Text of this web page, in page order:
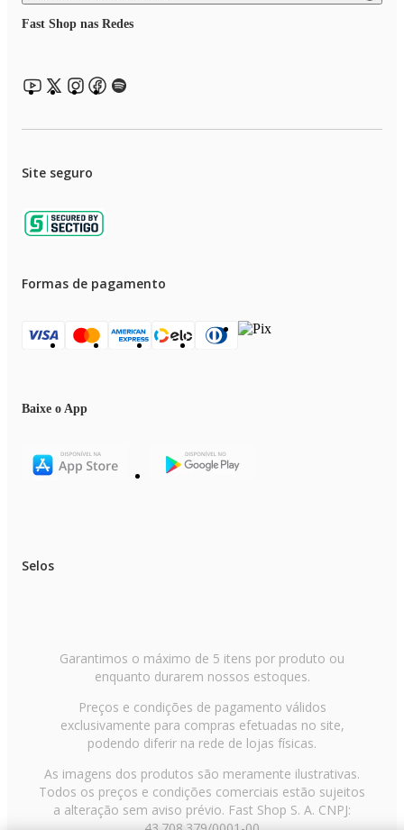
Fast Shop nas Redes
Site seguro
Formas de pagamento
Baixe o App
Selos
Garantimos o máximo de 5 itens por produto ou
enquanto durarem nossos estoques.
Preços e condições de pagamento válidos
exclusivamente para compras efetuadas no site,
podendo diferir na rede de lojas físicas.
As imagens dos produtos são meramente ilustrativas.
Todos os preços e condições comerciais estão sujeitos
a alteração sem aviso prévio. Fast Shop S. A. CNPJ: